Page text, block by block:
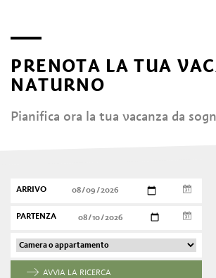
PRENOTA LA TUA
NATURNO
Pianifica ora la tua vacanza da
ARRIVO
PARTENZA
AVVIA LA RICERCA